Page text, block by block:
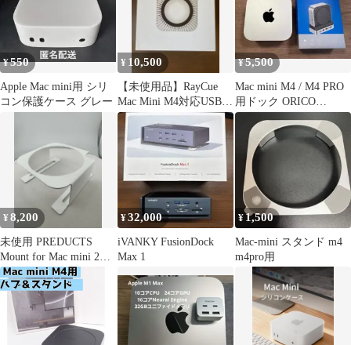
ック
ク・C1 ACS09213 (ボン
ダイ・ブルー)ｍａ
8692005a
¥550
Apple Mac mini用 シリ
コン保護ケース グレー
¥ 10,500
【未使用品】RayCue
Mac Mini M4対応USB-C
ハブ10-in-1
¥5,500
Mac mini M4 / M4 PRO
用ドック ORICO
MiniDock
¥8,200
未使用 PREDUCTS
Mount for Mac mini 2
White
¥32,000
iVANKY FusionDock
Max 1
¥1,500
Mac-mini スタンド m4
m4pro用